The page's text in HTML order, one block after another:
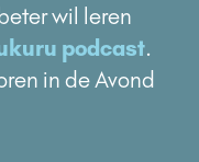
wil leren
podcast.
in de Avond